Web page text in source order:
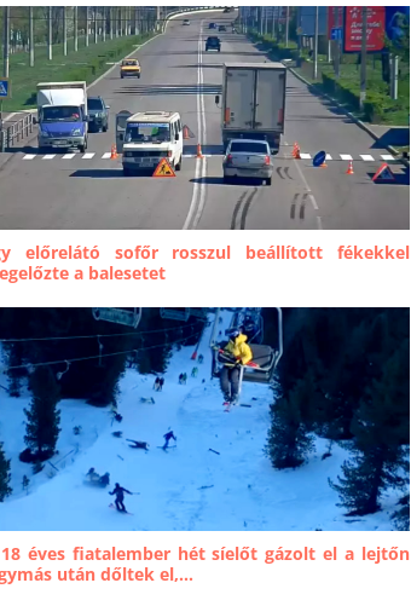
előrelátó sofőr rosszul beállított fékekkel
a balesetet
éves fiatalember hét síelőt gázolt el a lejtőn
után dőltek el,...